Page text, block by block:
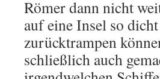
Römer dann nicht
auf eine Insel so
zurücktrampen
schließlich auch